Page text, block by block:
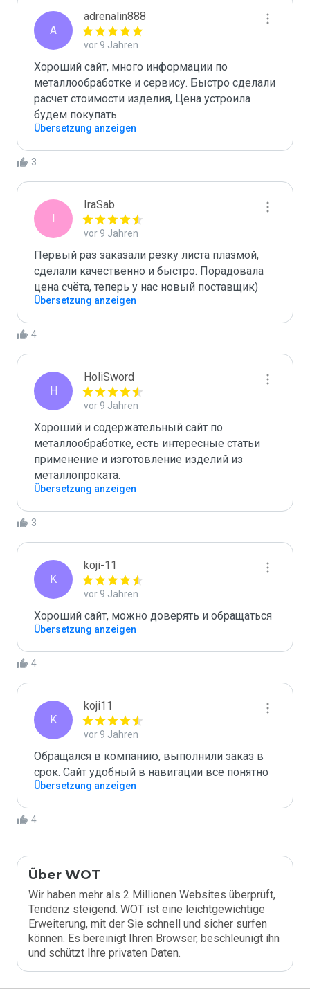
A
adrenalin888
vor 9 Jahren
Хороший сайт, много информации по
металлообработке и сервису. Быстро сделали
расчет стоимости изделия, Цена устроила
будем покупать.
Übersetzung anzeigen
3
I
IraSab
vor 9 Jahren
Первый раз заказали резку листа плазмой,
сделали качественно и быстро. Порадовала
цена счёта, теперь у нас новый поставщик)
Übersetzung anzeigen
4
H
HoliSword
vor 9 Jahren
Хороший и содержательный сайт по
металлообработке, есть интересные статьи
применение и изготовление изделий из
металлопроката.
Übersetzung anzeigen
3
K
koji-11
vor 9 Jahren
Хороший сайт, можно доверять и обращаться
Übersetzung anzeigen
4
K
koji11
vor 9 Jahren
Обращался в компанию, выполнили заказ в
срок. Сайт удобный в навигации все понятно
Übersetzung anzeigen
4
Über WOT
Wir haben mehr als 2 Millionen Websites überprüft,
Tendenz steigend. WOT ist eine leichtgewichtige
Erweiterung, mit der Sie schnell und sicher surfen
können. Es bereinigt Ihren Browser, beschleunigt ihn
und schützt Ihre privaten Daten.